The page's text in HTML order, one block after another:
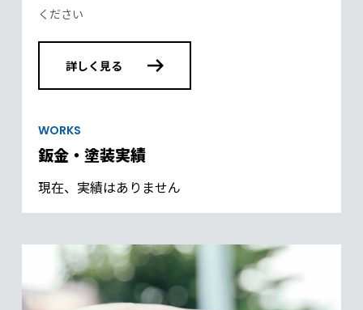
ください
詳しく見る
WORKS
鈑金・塗装実績
現在、実績はありません